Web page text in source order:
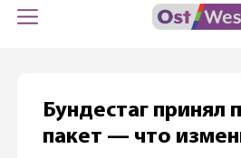
Бундестаг принял
пакет — что